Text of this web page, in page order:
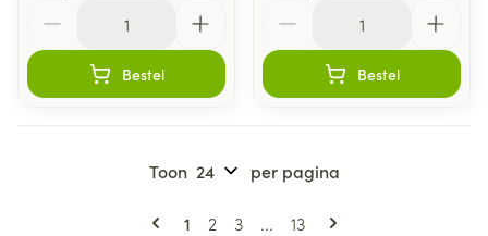
Bestel Bestel
Pagina's
U lees momenteel pagina
1 Pagina
2 Pagina
3 ... Pagina
13
Toon per pagina